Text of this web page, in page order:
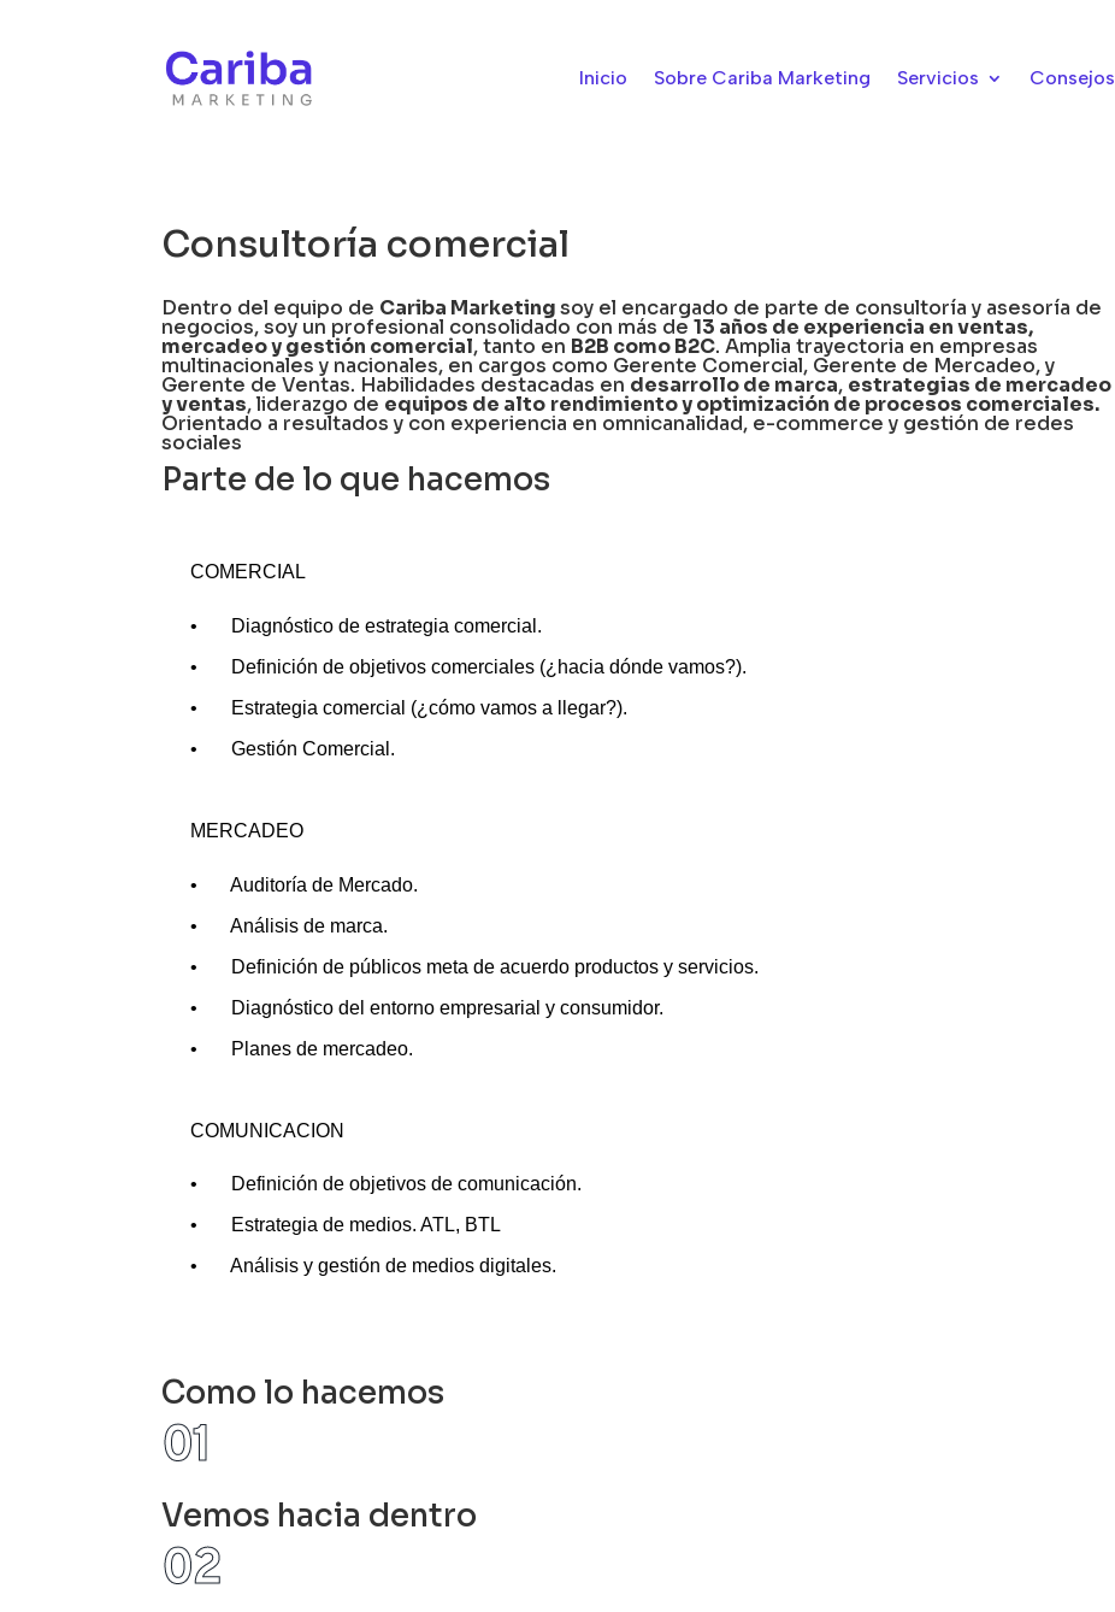
Inicio Sobre Cariba Marketing Servicios Consejos
Consultoría comercial
Dentro del equipo de Cariba Marketingsoy el encargado de parte de consultoría y asesoría de
negocios, soy un profesional consolidado con más de13 años de experiencia en ventas,
mercadeo y gestión comercial, tanto en B2B como B2C. Amplia trayectoria en empresas
multinacionales y nacionales, en cargos como Gerente Comercial, Gerente de Mercadeo, y
Gerente de Ventas. Habilidades destacadas en desarrollo de marca, estrategias de mercadeo
y ventas, liderazgo de equipos de alto rendimiento y optimización de procesos comerciales.
Orientado a resultados y con experiencia en omnicanalidad, e-commerce y gestión de redes
sociales
Parte de lo que hacemos
COMERCIAL
• Diagnóstico de estrategia comercial.
• Definición de objetivos comerciales (¿hacia dónde vamos?).
• Estrategia comercial (¿cómo vamos a llegar?).
• Gestión Comercial.
MERCADEO
• Auditoría de Mercado.
• Análisis de marca.
• Definición de públicos meta de acuerdo productos y servicios.
• Diagnóstico del entorno empresarial y consumidor.
• Planes de mercadeo.
COMUNICACION
• Definición de objetivos de comunicación.
• Estrategia de medios. ATL, BTL
• Análisis y gestión de medios digitales.
Como lo hacemos
Vemos hacia dentro